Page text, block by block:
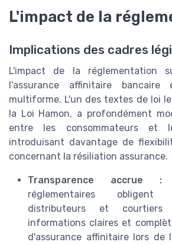
L'impact de la
Implications des cadres
L'impact de la réglementation
l'assurance affinitaire
multiforme. L'un des textes de loi
la Loi Hamon, a profondément
entre les consommateurs et
introduisant davantage de
concernant la résiliation assurance.
Transparence accrue :
réglementaires
distributeurs et
informations claires et
d'assurance affinitaire lors de